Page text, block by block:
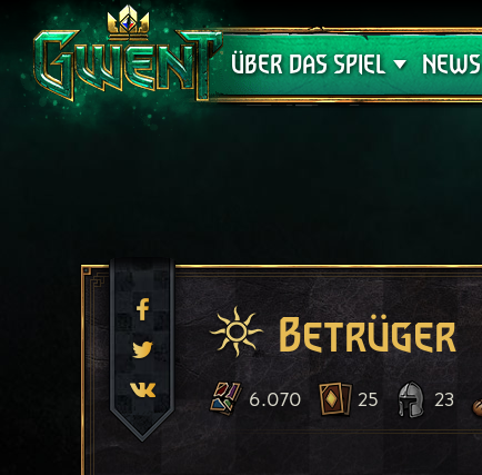
ÜBER DAS SPIEL
Support
NEWS
Betrüger
6.070 25 23